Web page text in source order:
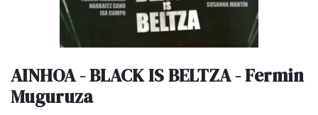
AINHOA - BLACK IS BELTZA - Fermin
Muguruza